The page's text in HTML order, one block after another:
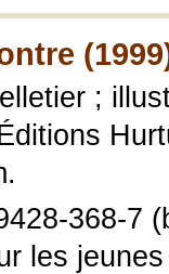
;
368-7
les